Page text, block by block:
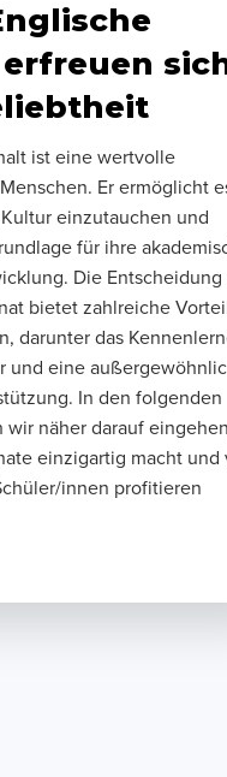
ist eine wertvolle
Er ermöglicht
einzutauchen und
für ihre
Die Entscheidung
bietet zahlreiche
darunter das
und eine
In den folgenden
näher darauf
einzigartig macht und
innen profitieren